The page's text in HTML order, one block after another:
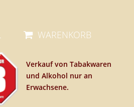
WARENKORB
Verkauf von Tabakwaren
und Alkohol nur an
Erwachsene.